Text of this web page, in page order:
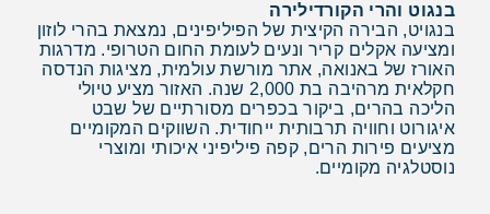
בנגוט והרי הקורדילירה
בנגויט, הבירה הקיצית של הפיליפינים, נמצאת בהרי לוזון
ומציעה אקלים קריר ונעים לעומת החום הטרופי. מדרגות
האורז של באנואה, אתר מורשת עולמית, מציגות הנדסה
חקלאית מרהיבה בת 2,000 שנה. האזור מציע טיולי
הליכה בהרים, ביקור בכפרים מסורתיים של שבט
איגורוט וחוויה תרבותית ייחודית. השווקים המקומיים
מציעים פירות הרים, קפה פיליפיני איכותי ומוצרי
נוסטלגיה מקומיים.